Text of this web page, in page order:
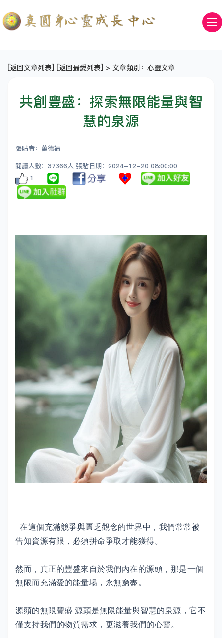
[返回文章列表] [返回最愛列表] > 文章類別：心靈文章
共創豐盛：探索無限能量與智
慧的泉源
張貼者：萬德福
閱讀人數：37366人 張貼日期：2024-12-20 08:00:00
1
在這個充滿競爭與匱乏觀念的世界中，我們常常被
告知資源有限，必須拼命爭取才能獲得。
然而，真正的豐盛來自於我們內在的源頭，那是一個
無限而充滿愛的能量場，永無窮盡。
源頭的無限豐盛 源頭是無限能量與智慧的泉源，它不
僅支持我們的物質需求，更滋養我們的心靈。